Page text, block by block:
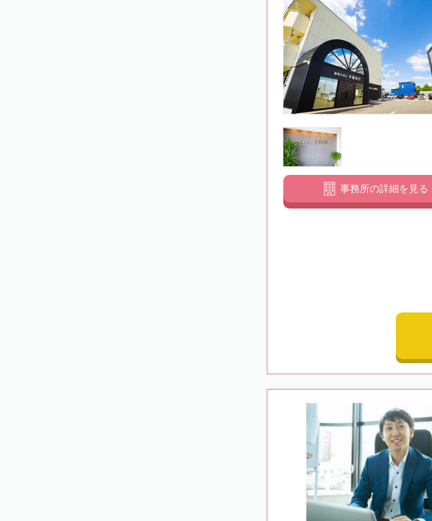
事務所の詳細を見る